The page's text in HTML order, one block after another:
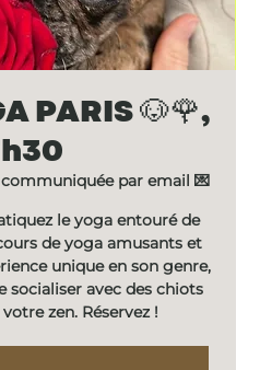
PARIS 🐶🌹,
par email 💌
le yoga entouré de
de yoga amusants et
unique en son genre,
socialiser avec des chiots
zen. Réservez !